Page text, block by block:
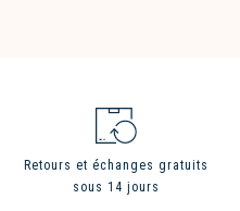
Retours et échanges gratuits
sous 14 jours